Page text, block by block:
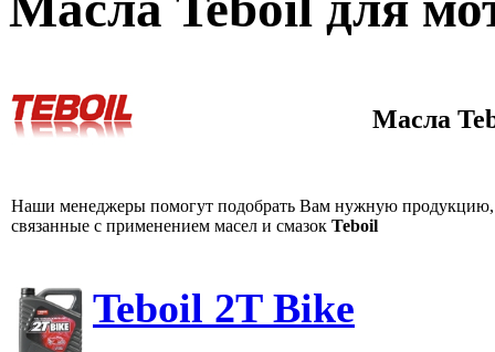
Масла
Наши менеджеры помогут подобрать Вам нужную продукцию,
связанные с применением масел и смазок Teboil
Teboil 2T Bike